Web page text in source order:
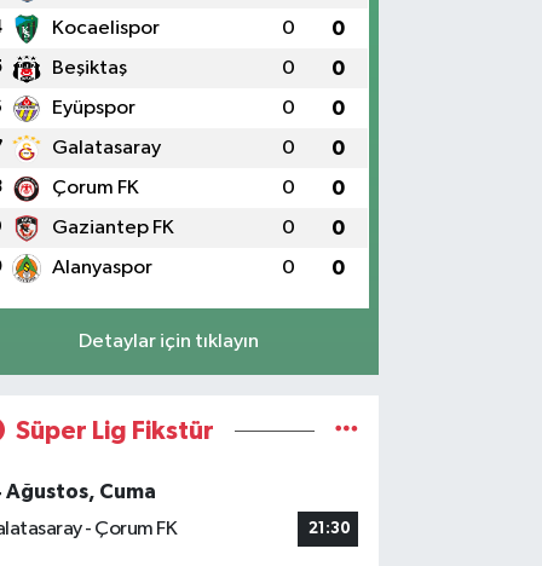
Kocaelispor 0 0
Beşiktaş 0 0
Eyüpspor 0 0
Galatasaray 0 0
Çorum FK 0 0
Gaziantep FK 0 0
Alanyaspor 0 0
Detaylar için tıklayın
Süper Lig Fikstür
Ağustos, Cuma
- Çorum FK
21:30